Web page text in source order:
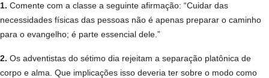
1. Comente com a classe a seguinte afirmação: “Cuidar das
necessidades físicas das pessoas não é apenas preparar o caminho
para o evangelho; é parte essencial dele.”
2. Os adventistas do sétimo dia rejeitam a separação platônica de
corpo e alma. Que implicações isso deveria ter sobre o modo como